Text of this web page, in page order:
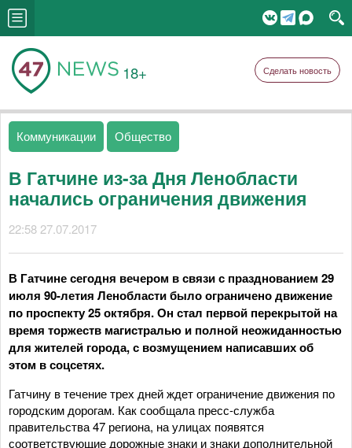
18+ Сделать новость
Коммуникации Общество
В Гатчине из-за Дня Ленобласти
начались ограничения движения
22:58 27.07.2017
В Гатчине сегодня вечером в связи с празднованием 29
июля 90-летия Ленобласти было ограничено движение
по проспекту 25 октября. Он стал первой перекрытой на
время торжеств магистралью и полной неожиданностью
для жителей города, с возмущением написавших об
этом в соцсетях.
Гатчину в течение трех дней ждет ограничение движения по
городским дорогам. Как сообщала пресс-служба
правительства 47 региона, на улицах появятся
соответствующие дорожные знаки и знаки дополнительной